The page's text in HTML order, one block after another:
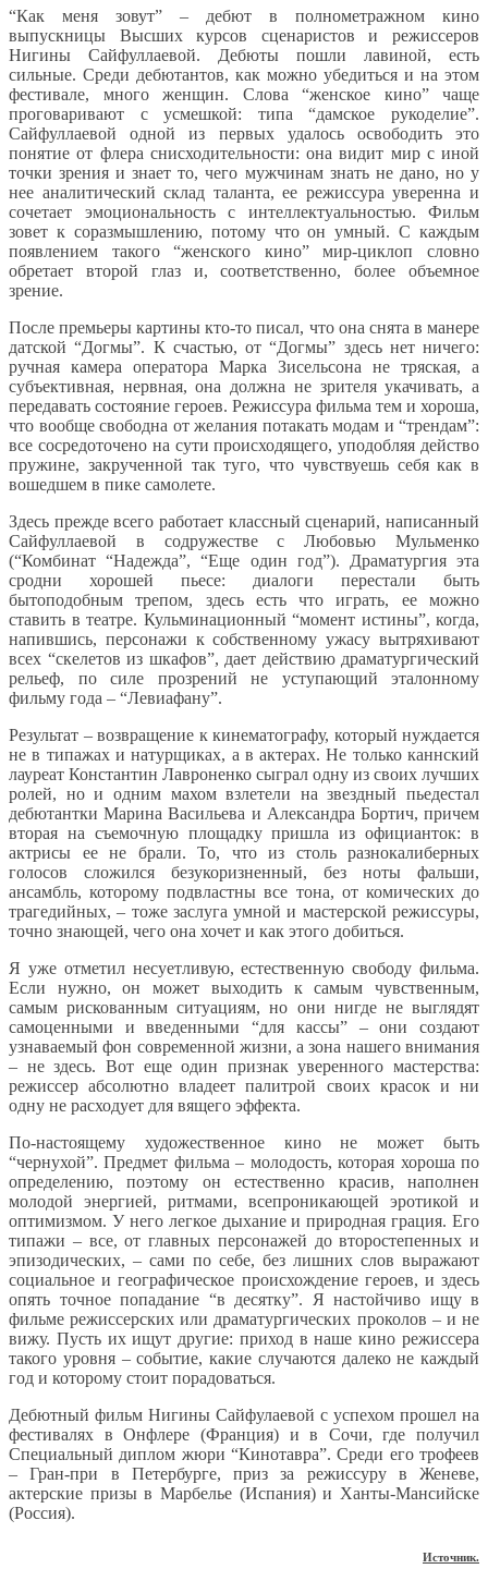
“Как меня зовут” – дебют в полнометражном кино
выпускницы Высших курсов сценаристов и режиссеров
Нигины Сайфуллаевой. Дебюты пошли лавиной, есть
сильные. Среди дебютантов, как можно убедиться и на этом
фестивале, много женщин. Слова “женское кино” чаще
проговаривают с усмешкой: типа “дамское рукоделие”.
Сайфуллаевой одной из первых удалось освободить это
понятие от флера снисходительности: она видит мир с иной
точки зрения и знает то, чего мужчинам знать не дано, но у
нее аналитический склад таланта, ее режиссура уверенна и
сочетает эмоциональность с интеллектуальностью. Фильм
зовет к соразмышлению, потому что он умный. С каждым
появлением такого “женского кино” мир-циклоп словно
обретает второй глаз и, соответственно, более объемное
зрение.
После премьеры картины кто-то писал, что она снята в манере
датской “Догмы”. К счастью, от “Догмы” здесь нет ничего:
ручная камера оператора Марка Зисельсона не тряская, а
субъективная, нервная, она должна не зрителя укачивать, а
передавать состояние героев. Режиссура фильма тем и хороша,
что вообще свободна от желания потакать модам и “трендам”:
все сосредоточено на сути происходящего, уподобляя действо
пружине, закрученной так туго, что чувствуешь себя как в
вошедшем в пике самолете.
Здесь прежде всего работает классный сценарий, написанный
Сайфуллаевой в содружестве с Любовью Мульменко
(“Комбинат “Надежда”, “Еще один год”). Драматургия эта
сродни хорошей пьесе: диалоги перестали быть
бытоподобным трепом, здесь есть что играть, ее можно
ставить в театре. Кульминационный “момент истины”, когда,
напившись, персонажи к собственному ужасу вытряхивают
всех “скелетов из шкафов”, дает действию драматургический
рельеф, по силе прозрений не уступающий эталонному
фильму года – “Левиафану”.
Результат – возвращение к кинематографу, который нуждается
не в типажах и натурщиках, а в актерах. Не только каннский
лауреат Константин Лавроненко сыграл одну из своих лучших
ролей, но и одним махом взлетели на звездный пьедестал
дебютантки Марина Васильева и Александра Бортич, причем
вторая на съемочную площадку пришла из официанток: в
актрисы ее не брали. То, что из столь разнокалиберных
голосов сложился безукоризненный, без ноты фальши,
ансамбль, которому подвластны все тона, от комических до
трагедийных, – тоже заслуга умной и мастерской режиссуры,
точно знающей, чего она хочет и как этого добиться.
Я уже отметил несуетливую, естественную свободу фильма.
Если нужно, он может выходить к самым чувственным,
самым рискованным ситуациям, но они нигде не выглядят
самоценными и введенными “для кассы” – они создают
узнаваемый фон современной жизни, а зона нашего внимания
– не здесь. Вот еще один признак уверенного мастерства:
режиссер абсолютно владеет палитрой своих красок и ни
одну не расходует для вящего эффекта.
По-настоящему художественное кино не может быть
“чернухой”. Предмет фильма – молодость, которая хороша по
определению, поэтому он естественно красив, наполнен
молодой энергией, ритмами, всепроникающей эротикой и
оптимизмом. У него легкое дыхание и природная грация. Его
типажи – все, от главных персонажей до второстепенных и
эпизодических, – сами по себе, без лишних слов выражают
социальное и географическое происхождение героев, и здесь
опять точное попадание “в десятку”. Я настойчиво ищу в
фильме режиссерских или драматургических проколов – и не
вижу. Пусть их ищут другие: приход в наше кино режиссера
такого уровня – событие, какие случаются далеко не каждый
год и которому стоит порадоваться.
Дебютный фильм Нигины Сайфулаевой с успехом прошел на
фестивалях в Онфлере (Франция) и в Сочи, где получил
Специальный диплом жюри “Кинотавра”. Среди его трофеев
– Гран-при в Петербурге, приз за режиссуру в Женеве,
актерские призы в Марбелье (Испания) и Ханты-Мансийске
(Россия).
Источник.